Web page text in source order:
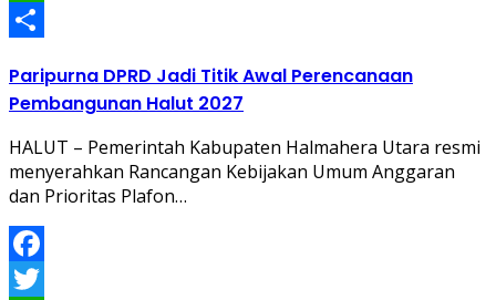
WhatsApp
Paripurna DPRD Jadi Titik Awal Perencanaan
Pembangunan Halut 2027
HALUT – Pemerintah Kabupaten Halmahera Utara resmi
menyerahkan Rancangan Kebijakan Umum Anggaran
dan Prioritas Plafon…
Facebook